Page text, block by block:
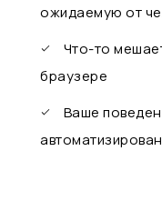
ожидаемую от
Что-то
браузере
Ваше